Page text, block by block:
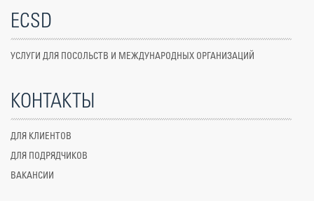
ECSD
УСЛУГИ ДЛЯ ПОСОЛЬСТВ И МЕЖДУНАРОДНЫХ ОРГАНИЗАЦИЙ
КОНТАКТЫ
ДЛЯ КЛИЕНТОВ
ДЛЯ ПОДРЯДЧИКОВ
ВАКАНСИИ